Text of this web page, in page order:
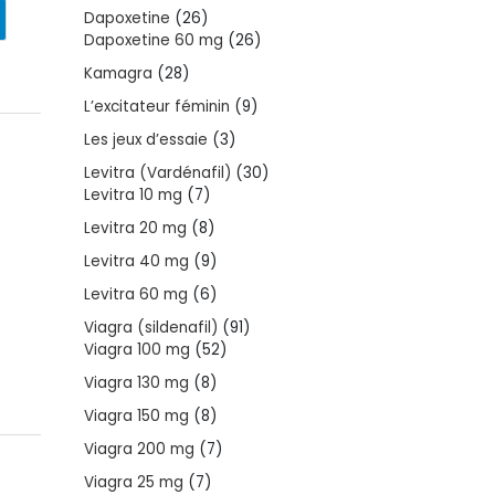
products
Dapoxetine 2626
products
Dapoxetine 60 mg 2626
Kamagra 2828
products
L’excitateur féminin 99
Les jeux d’essaie 33
products
Levitra (Vardénafil) 3030
Levitra 10 mg 77
products
Levitra 20 mg 88
products
Levitra 40 mg 99
products
Levitra 60 mg 66
products
Viagra (sildenafil) 9191
Viagra 100 mg 5252
Viagra 130 mg 88
products
Viagra 150 mg 88
products
Viagra 200 mg 77
Viagra 25 mg 77